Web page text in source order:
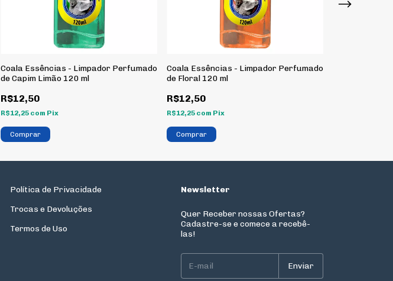
Coala Essências - Limpador Perfumado
de Capim Limão 120 ml
R$12,50
R$12,25 com Pix
Coala Essências - Limpador Perfumado
de Floral 120 ml
R$12,50
R$12,25 com Pix
Política de Privacidade
Trocas e Devoluções
Termos de Uso
Newsletter
Quer Receber nossas Ofertas?
Cadastre-se e comece a recebê-
las!